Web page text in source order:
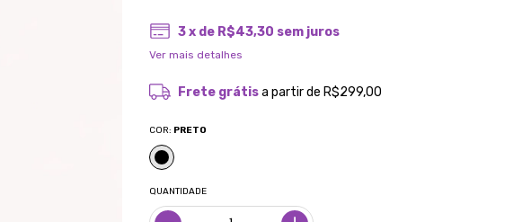
3x de R$43,30 sem juros
Ver mais detalhes
Frete grátisa partir de R$299,00
COR: PRETO
QUANTIDADE